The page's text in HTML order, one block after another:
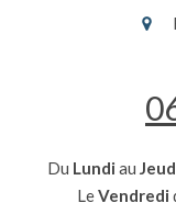
Du Lundi au
LeVendredi